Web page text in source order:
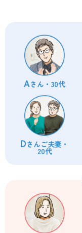
Aさん・30代
Dさんご夫妻・
20代